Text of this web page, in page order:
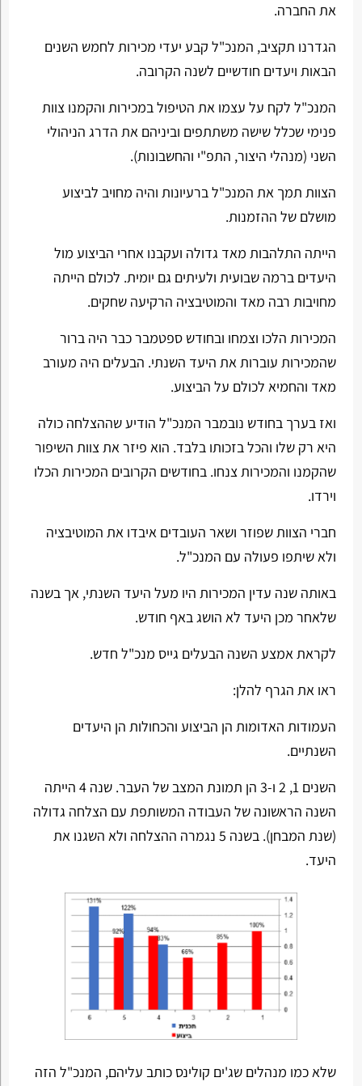
את החברה.
הגדרנו תקציב, המנכ"ל קבע יעדי מכירות לחמש השנים
הבאות ויעדים חודשיים לשנה הקרובה.
המנכ"ל לקח על עצמו את הטיפול במכירות והקמנו צוות
פנימי שכלל שישה משתתפים וביניהם את הדרג הניהולי
השני (מנהלי היצור, התפ"י והחשבונות).
הצוות תמך את המנכ"ל ברעיונות והיה מחויב לביצוע
מושלם של ההזמנות.
הייתה התלהבות מאד גדולה ועקבנו אחרי הביצוע מול
היעדים ברמה שבועית ולעיתים גם יומית. לכולם הייתה
מחויבות רבה מאד והמוטיבציה הרקיעה שחקים.
המכירות הלכו וצמחו ובחודש ספטמבר כבר היה ברור
שהמכירות עוברות את היעד השנתי. הבעלים היה מעורב
מאד והחמיא לכולם על הביצוע.
ואז בערך בחודש נובמבר המנכ"ל הודיע שההצלחה כולה
היא רק שלו והכל בזכותו בלבד. הוא פיזר את צוות השיפור
שהקמנו והמכירות צנחו. בחודשים הקרובים המכירות הכלו
וירדו.
חברי הצוות שפוזר ושאר העובדים איבדו את המוטיבציה
ולא שיתפו פעולה עם המנכ"ל.
באותה שנה עדין המכירות היו מעל היעד השנתי, אך בשנה
שלאחר מכן היעד לא הושג באף חודש.
לקראת אמצע השנה הבעלים גייס מנכ"ל חדש.
ראו את הגרף להלן:
העמודות האדומות הן הביצוע והכחולות הן היעדים
השנתיים.
השנים 1, 2 ו-3 הן תמונת המצב של העבר. שנה 4 הייתה
השנה הראשונה של העבודה המשותפת עם הצלחה גדולה
(שנת המבחן). בשנה 5 נגמרה ההצלחה ולא השגנו את
היעד.
שלא כמו מנהלים שג'ים קולינס כותב עליהם, המנכ"ל הזה